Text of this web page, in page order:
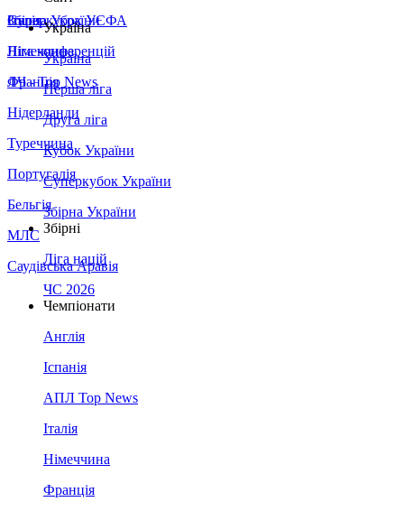
Збірна України
Італія
Німеччина
Франція
Нідерланди
Туреччина
Португалія
Бельгія
МЛС
Саудівська Аравія
Суперкубок УЄФА
Ліга конференцій
ЛЧ - Top News
Україна
Україна
Перша ліга
Друга ліга
Кубок України
Суперкубок України
Збірна України
Збірні
Ліга націй
ЧС 2026
Чемпіонати
Англія
Іспанія
АПЛ Top News
Італія
Німеччина
Франція